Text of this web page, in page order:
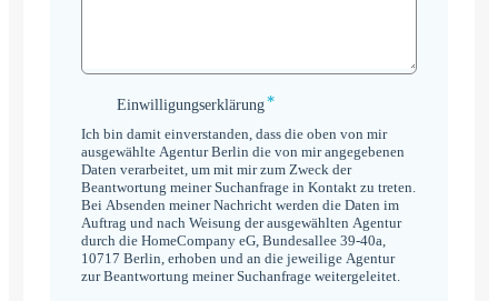
Einwilligungserklärung
Einwilligungserklärung*
Ich bin damit einverstanden, dass die oben von mir
ausgewählte Agentur Berlin die von mir angegebenen
Daten verarbeitet, um mit mir zum Zweck der
Beantwortung meiner Suchanfrage in Kontakt zu treten.
Bei Absenden meiner Nachricht werden die Daten im
Auftrag und nach Weisung der ausgewählten Agentur
durch die HomeCompany eG, Bundesallee 39-40a,
10717 Berlin, erhoben und an die jeweilige Agentur
zur Beantwortung meiner Suchanfrage weitergeleitet.